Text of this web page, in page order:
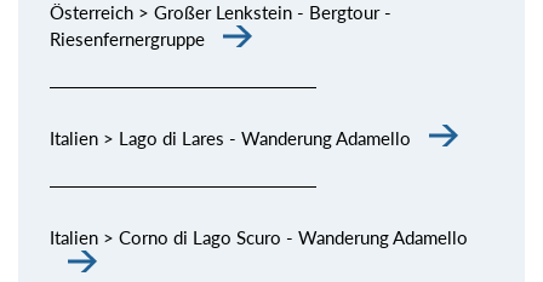
Österreich > Großer Lenkstein - Bergtour -
Riesenfernergruppe
Italien > Lago di Lares - Wanderung Adamello
Italien > Corno di Lago Scuro - Wanderung Adamello